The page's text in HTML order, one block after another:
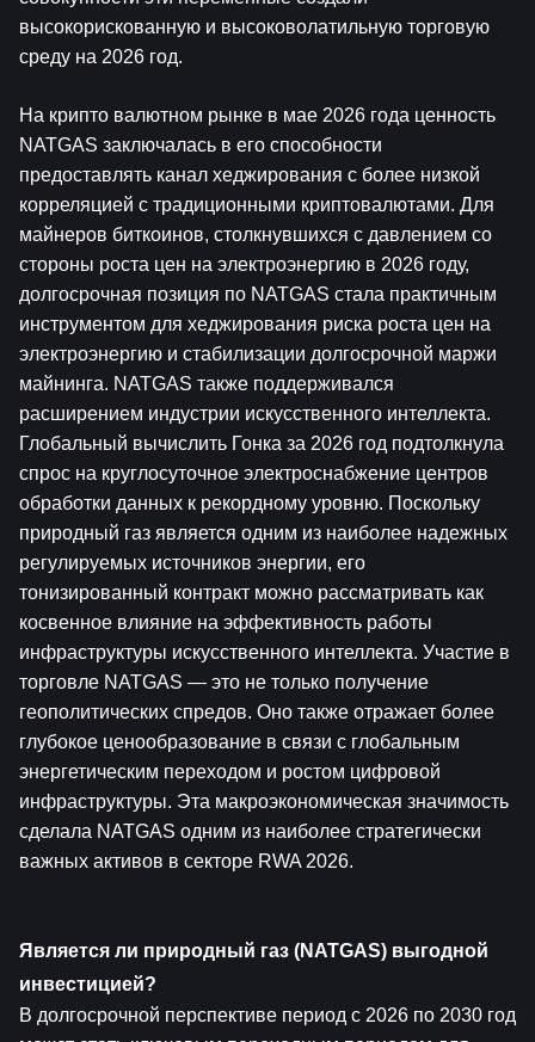
высокорискованную и высоковолатильную торговую
среду на 2026 год.
На крипто валютном рынке в мае 2026 года ценность
NATGAS заключалась в его способности
предоставлять канал хеджирования с более низкой
корреляцией с традиционными криптовалютами. Для
майнеров биткоинов, столкнувшихся с давлением со
стороны роста цен на электроэнергию в 2026 году,
долгосрочная позиция по NATGAS стала практичным
инструментом для хеджирования риска роста цен на
электроэнергию и стабилизации долгосрочной маржи
майнинга. NATGAS также поддерживался
расширением индустрии искусственного интеллекта.
Глобальный вычислить Гонка за 2026 год подтолкнула
спрос на круглосуточное электроснабжение центров
обработки данных к рекордному уровню. Поскольку
природный газ является одним из наиболее надежных
регулируемых источников энергии, его
тонизированный контракт можно рассматривать как
косвенное влияние на эффективность работы
инфраструктуры искусственного интеллекта. Участие в
торговле NATGAS — это не только получение
геополитических спредов. Оно также отражает более
глубокое ценообразование в связи с глобальным
энергетическим переходом и ростом цифровой
инфраструктуры. Эта макроэкономическая значимость
сделала NATGAS одним из наиболее стратегически
важных активов в секторе RWA 2026.
Является ли природный газ (NATGAS) выгодной
инвестицией?
В долгосрочной перспективе период с 2026 по 2030 год